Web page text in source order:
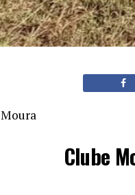
Moura
Clube